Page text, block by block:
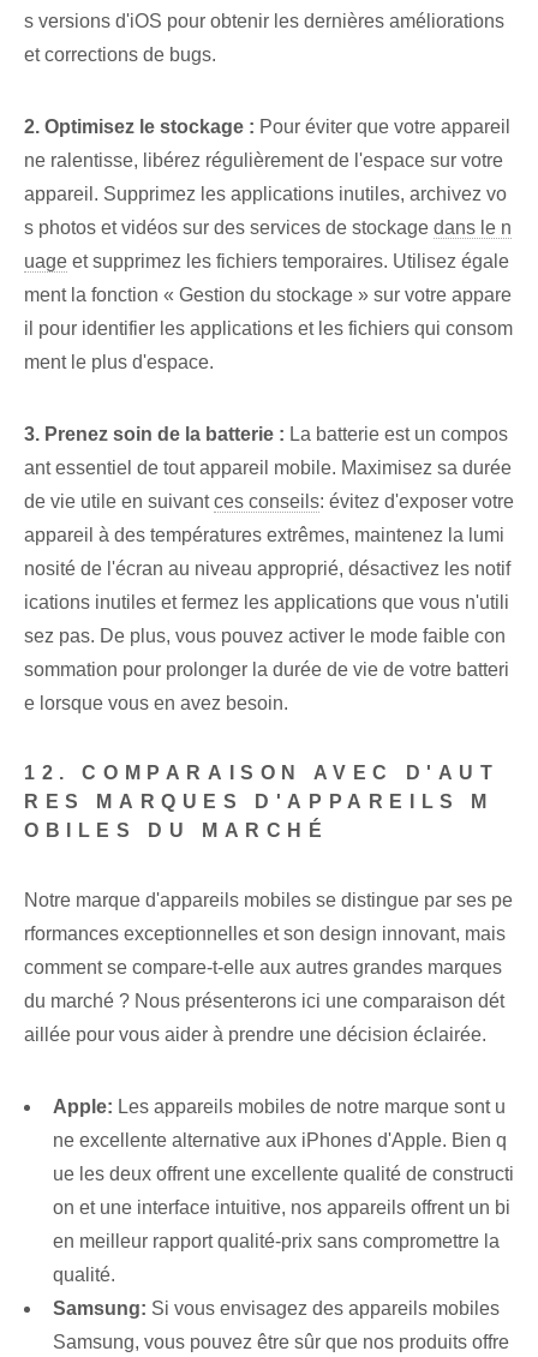
s versions d'iOS pour obtenir les dernières améliorations
et corrections de bugs.
2. Optimisez le stockage : ⁤Pour éviter que votre appareil
ne ralentisse, libérez régulièrement de l'espace sur votre
appareil. Supprimez les applications inutiles, archivez vo
s photos et vidéos sur des services de stockage dans le n
uage et supprimez les fichiers temporaires. ​Utilisez égale
ment la fonction « Gestion du stockage » sur votre appare
il pour identifier les applications et les fichiers qui consom
ment le plus d'espace.
3.⁢ Prenez soin de la batterie : La batterie est un compos
ant essentiel de tout appareil mobile. Maximisez sa durée
de vie utile en suivantces conseils: évitez d'exposer votre
appareil à des températures extrêmes, maintenez la lumi
nosité de l'écran au niveau approprié, désactivez les notif
ications inutiles et fermez les applications que vous n'utili
sez pas. De plus, vous pouvez activer le mode faible con
sommation pour prolonger la durée de vie⁤ de votre batteri
e lorsque vous en avez besoin.
12. COMPARAISON AVEC D'AUT
RES MARQUES D'APPAREILS M
OBILES DU MARCHÉ
Notre marque d'appareils mobiles se distingue par ses pe
rformances exceptionnelles et son design innovant, mais
comment se compare-t-elle aux autres grandes marques⁤
du marché ? Nous présenterons ici une comparaison dét
aillée pour vous aider à prendre une décision éclairée.
Apple: Les appareils mobiles de notre marque sont u
ne excellente alternative aux iPhones d'Apple.‍ Bien q
ue les deux‌ offrent une excellente qualité de constructi
on et une interface intuitive, nos appareils offrent un bi
en meilleur rapport qualité-prix sans compromettre la
qualité.
Samsung: Si vous envisagez des appareils mobiles
Samsung, vous pouvez être sûr que nos produits offre